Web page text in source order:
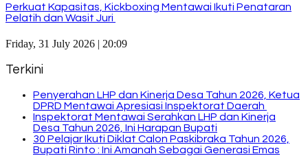
Perkuat Kapasitas, Kickboxing Mentawai Ikuti Penataran
Pelatih dan Wasit Juri
Friday, 31 July 2026 | 20:09
Terkini
Penyerahan LHP dan Kinerja Desa Tahun 2026, Ketua
DPRD Mentawai Apresiasi Inspektorat Daerah
Inspektorat Mentawai Serahkan LHP dan Kinerja
Desa Tahun 2026, Ini Harapan Bupati
30 Pelajar Ikuti Diklat Calon Paskibraka Tahun 2026,
Bupati Rinto : Ini Amanah Sebagai Generasi Emas